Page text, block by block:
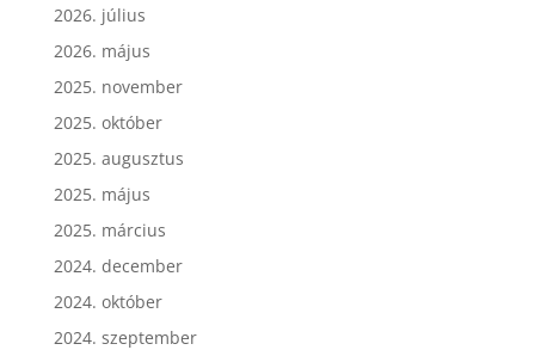
2026. július
2026. május
2025. november
2025. október
2025. augusztus
2025. május
2025. március
2024. december
2024. október
2024. szeptember